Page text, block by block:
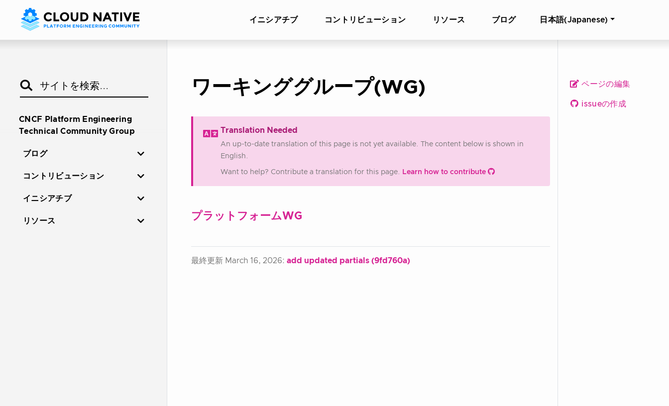
イニシアチブ コントリビューション リソース ブログ 日本語(Japanese)
CNCF Platform Engineering
Technical Community Group
ブログ
コントリビューション
イニシアチブ
リソース
ページの編集
issueの作成
ワーキンググループ(WG)
Translation Needed
An up-to-date translation of this page is not yet available. The content below is shown in
English.
Want to help? Contribute a translation for this page. Learn how to contribute
プラットフォームWG
最終更新 March 16, 2026: add updated partials (9fd760a)